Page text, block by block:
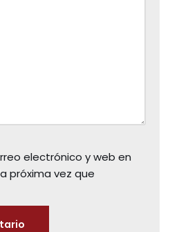
electrónico y web en
próxima vez que